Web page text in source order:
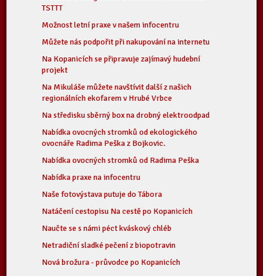
TSTTT
Možnost letní praxe v našem infocentru
Můžete nás podpořit při nakupování na internetu
Na Kopanicích se připravuje zajímavý hudební
projekt
Na Mikuláše můžete navštívit další z našich
regionálních ekofarem v Hrubé Vrbce
Na středisku sběrný box na drobný elektroodpad
Nabídka ovocných stromků od ekologického
ovocnáře Radima Peška z Bojkovic.
Nabídka ovocných stromků od Radima Peška
Nabídka praxe na infocentru
Naše fotovýstava putuje do Tábora
Natáčení cestopisu Na cestě po Kopanicích
Naučte se s námi péct kváskový chléb
Netradiční sladké pečení z biopotravin
Nová brožura - průvodce po Kopanicích